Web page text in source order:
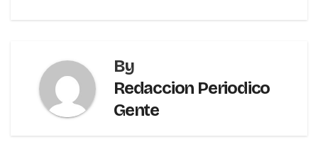
By
Redaccion Periodico
Gente